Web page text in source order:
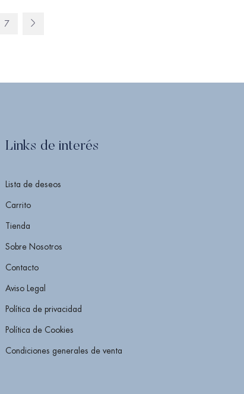
7
Links de interés
Lista de deseos
Carrito
Tienda
Sobre Nosotros
Contacto
Aviso Legal
Política de privacidad
Política de Cookies
Condiciones generales de venta